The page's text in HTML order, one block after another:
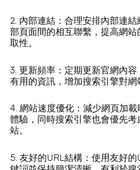
2. 內部連結：合理安排內部連
部頁面間的相互聯繫，提高網
取性。
3. 更新頻率：定期更新官網內
有用的資訊，增加搜索引擎對網
4. 網站速度優化：減少網頁加
體驗，同時搜索引擎也會優先考
站。
5. 友好的URL結構：使用友好